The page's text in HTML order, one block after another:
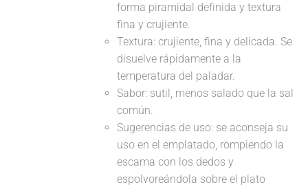
forma piramidal definida y textura
fina y crujiente.
Textura: crujiente, fina y delicada. Se
disuelve rápidamente a la
temperatura del paladar.
Sabor: sutil, menos salado que la sal
común.
Sugerencias de uso: se aconseja su
uso en el emplatado, rompiendo la
escama con los dedos y
espolvoreándola sobre el plato